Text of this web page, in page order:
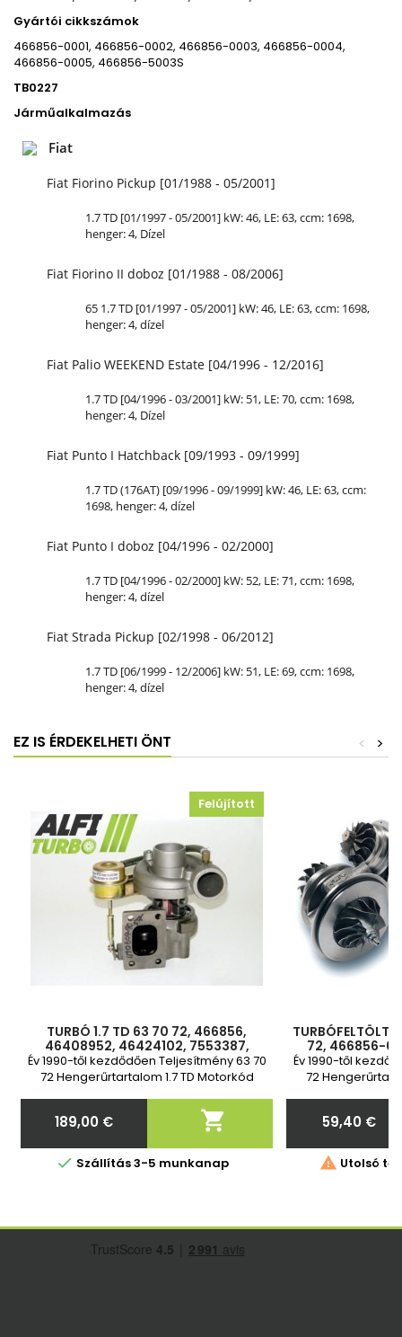
Gyártói cikkszámok
466856-0001, 466856-0002, 466856-0003, 466856-0004,
466856-0005, 466856-5003S
TB0227
Járműalkalmazás
Fiat
Fiat Fiorino Pickup [01/1988 - 05/2001]
1.7 TD [01/1997 - 05/2001] kW: 46, LE: 63, ccm: 1698,
henger: 4, Dízel
Fiat Fiorino II doboz [01/1988 - 08/2006]
65 1.7 TD [01/1997 - 05/2001] kW: 46, LE: 63, ccm: 1698,
henger: 4, dízel
Fiat Palio WEEKEND Estate [04/1996 - 12/2016]
1.7 TD [04/1996 - 03/2001] kW: 51, LE: 70, ccm: 1698,
henger: 4, Dízel
Fiat Punto I Hatchback [09/1993 - 09/1999]
1.7 TD (176AT) [09/1996 - 09/1999] kW: 46, LE: 63, ccm:
1698, henger: 4, dízel
Fiat Punto I doboz [04/1996 - 02/2000]
1.7 TD [04/1996 - 02/2000] kW: 52, LE: 71, ccm: 1698,
henger: 4, dízel
Fiat Strada Pickup [02/1998 - 06/2012]
1.7 TD [06/1999 - 12/2006] kW: 51, LE: 69, ccm: 1698,
henger: 4, dízel
EZ IS ÉRDEKELHETI ÖNT >
<
Felújított
TURBÓ 1.7 TD 63 70 72, 466856,
46408952, 46424102, 7553387,
75533870, 76125850
Év 1990-től kezdődően Teljesítmény 63 70
72 Hengerűrtartalom 1.7 TD Motorkód
garancia Standard csere
Ár
189,00 € 
 Szállítás 3-5 munkanap
72, 466856-
46408952,
Év 1990-től
72
Ár
59,40 €
 Utolsó